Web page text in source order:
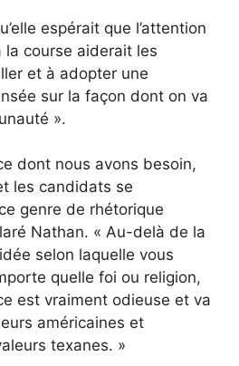
espérait que l’attention
course aiderait les
et à adopter une
sur la façon dont on va
».
dont nous avons besoin,
les candidats se
genre de rhétorique
Nathan. « Au-delà de la
selon laquelle vous
quelle foi ou religion,
est vraiment odieuse et va
américaines et
texanes. »